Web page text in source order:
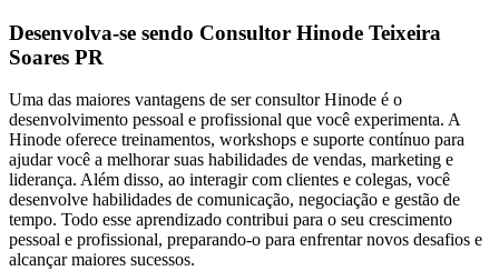
Desenvolva-se sendo Consultor Hinode Teixeira
Soares PR
Uma das maiores vantagens de ser consultor Hinode é o
desenvolvimento pessoal e profissional que você experimenta. A
Hinode oferece treinamentos, workshops e suporte contínuo para
ajudar você a melhorar suas habilidades de vendas, marketing e
liderança. Além disso, ao interagir com clientes e colegas, você
desenvolve habilidades de comunicação, negociação e gestão de
tempo. Todo esse aprendizado contribui para o seu crescimento
pessoal e profissional, preparando-o para enfrentar novos desafios e
alcançar maiores sucessos.